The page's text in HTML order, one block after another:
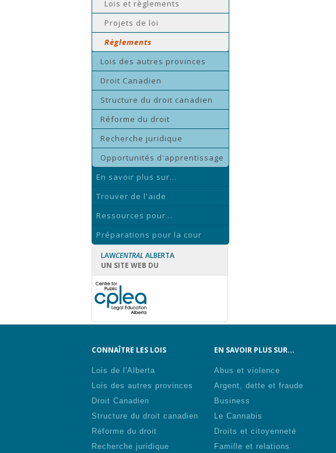
Lois et règlements
Projets de loi
Règlements
Lois des autres provinces
Droit Canadien
Structure du droit canadien
Réforme du droit
Recherche juridique
Opportunités d'apprentissage
En savoir plus sur...
Trouver de l'aide
Ressources pour...
Préparations pour la cour
LAWCENTRAL ALBERTA
UN SITE WEB DU
CONNAÎTRE LES LOIS
Lois de l'Alberta
Lois des autres provinces
Droit Canadien
Structure du droit canadien
Réforme du droit
Recherche juridique
EN SAVOIR PLUS SUR...
Abus et violence
Argent, dette et fraude
Business
Le Cannabis
Droits et citoyenneté
Famille et relations